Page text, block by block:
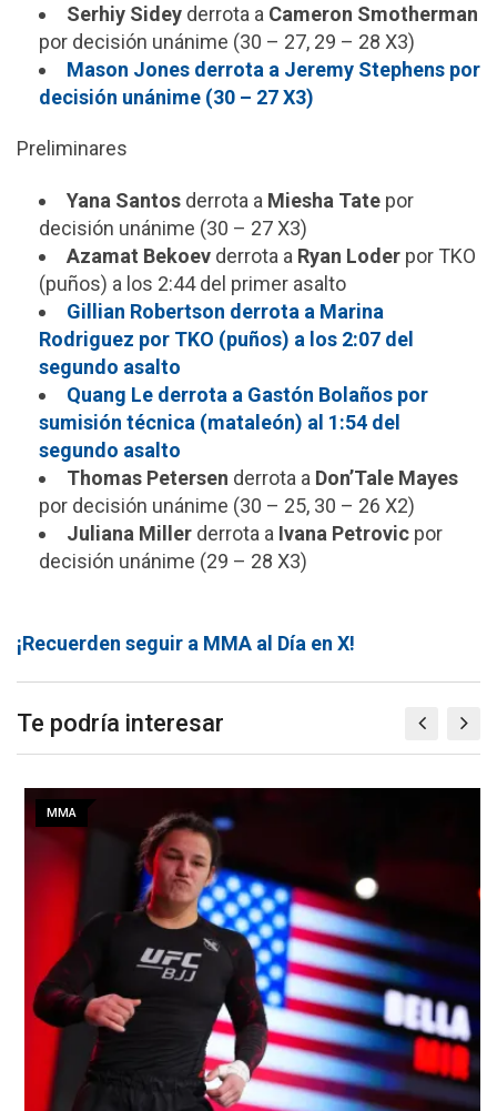
Serhiy Sidey derrota a Cameron Smotherman
por decisión unánime (30 – 27, 29 – 28 X3)
Mason Jones derrota a Jeremy Stephens por
decisión unánime (30 – 27 X3)
Preliminares
Yana Santos derrota a Miesha Tate por
decisión unánime (30 – 27 X3)
Azamat Bekoev derrota a Ryan Loder por TKO
(puños) a los 2:44 del primer asalto
Gillian Robertson derrota a Marina
Rodriguez por TKO (puños) a los 2:07 del
segundo asalto
Quang Le derrota a Gastón Bolaños por
sumisión técnica (mataleón) al 1:54 del
segundo asalto
Thomas Petersen derrota a Don’Tale Mayes
por decisión unánime (30 – 25, 30 – 26 X2)
Juliana Miller derrota a Ivana Petrovic por
decisión unánime (29 – 28 X3)
¡Recuerden seguir a MMA al Día en X!
Te podría interesar
MMA